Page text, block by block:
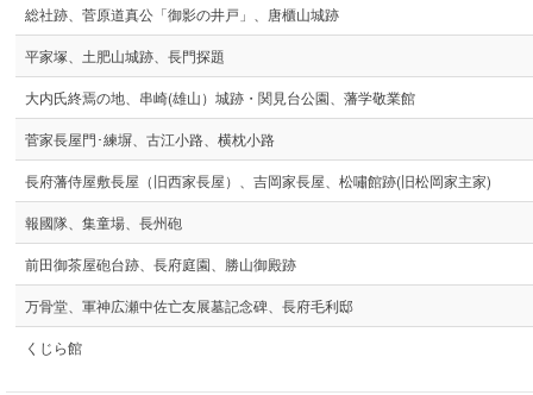
総社跡、菅原道真公「御影の井戸」、唐櫃山城跡
平家塚、土肥山城跡、長門探題
大内氏終焉の地、串崎(雄山）城跡・関見台公園、藩学敬業館
菅家長屋門･練塀、古江小路、横枕小路
長府藩侍屋敷長屋（旧西家長屋）、吉岡家長屋、松嘯館跡(旧松岡家主家)
報國隊、集童場、長州砲
前田御茶屋砲台跡、長府庭園、勝山御殿跡
万骨堂、軍神広瀬中佐亡友展墓記念碑、長府毛利邸
くじら館